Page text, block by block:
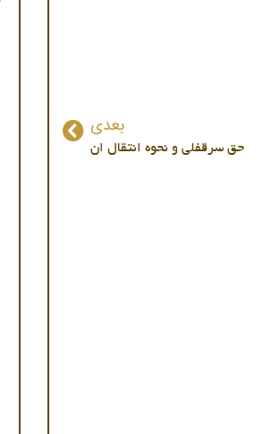
بعدی
حق سرقفلی و نحوه انتقال ان